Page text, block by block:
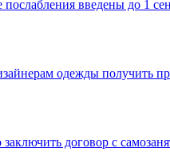
введены до 1
одежды получить
договор с